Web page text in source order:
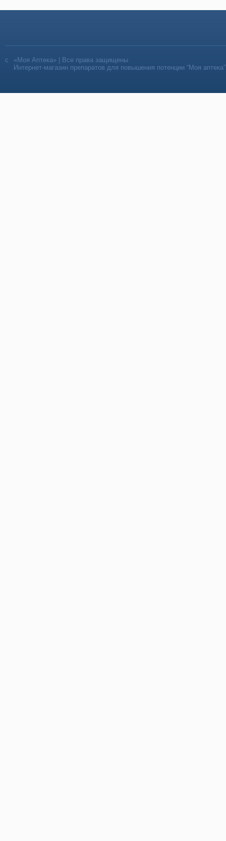
«Моя Аптека» | Все права защищены
Интернет-магазин препаратов для повышения потенции “Моя